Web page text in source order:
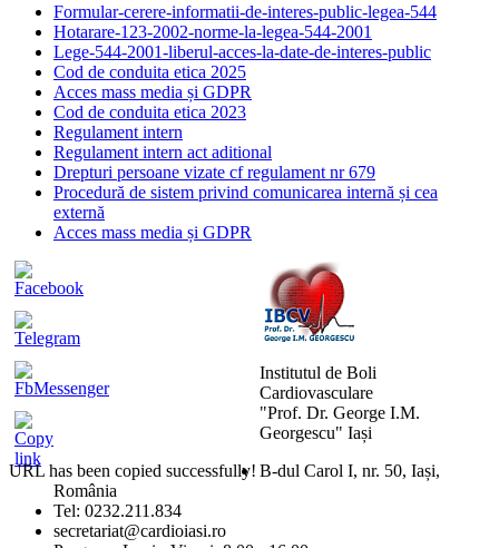
Formular-cerere-informatii-de-interes-public-legea-544
Hotarare-123-2002-norme-la-legea-544-2001
Lege-544-2001-liberul-acces-la-date-de-interes-public
Cod de conduita etica 2025
Acces mass media și GDPR
Cod de conduita etica 2023
Regulament intern
Regulament intern act aditional
Drepturi persoane vizate cf regulament nr 679
Procedură de sistem privind comunicarea internă și cea
externă
Acces mass media și GDPR
URL has been copied successfully!
Institutul de Boli
Cardiovasculare
"Prof. Dr. George I.M.
Georgescu" Iași
B-dul Carol I, nr. 50, Iași,
România
Tel: 0232.211.834
secretariat@cardioiasi.ro